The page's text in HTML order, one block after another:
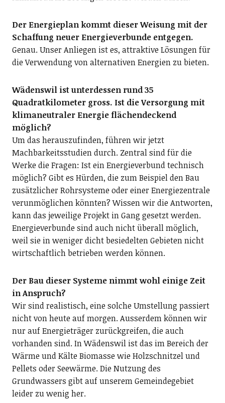
Der Energieplan kommt dieser Weisung mit der
Schaffung neuer Energieverbunde entgegen.
Genau. Unser Anliegen ist es, attraktive Lösungen für
die Verwendung von alternativen Energien zu bieten.
Wädenswil ist unterdessen rund 35
Quadratkilometer gross. Ist die Versorgung mit
klimaneutraler Energie flächendeckend
möglich?
Um das herauszufinden, führen wir jetzt
Machbarkeitsstudien durch. Zentral sind für die
Werke die Fragen: Ist ein Energieverbund technisch
möglich? Gibt es Hürden, die zum Beispiel den Bau
zusätzlicher Rohrsysteme oder einer Energiezentrale
verunmöglichen könnten? Wissen wir die Antworten,
kann das jeweilige Projekt in Gang gesetzt werden.
Energieverbunde sind auch nicht überall möglich,
weil sie in weniger dicht besiedelten Gebieten nicht
wirtschaftlich betrieben werden können.
Der Bau dieser Systeme nimmt wohl einige Zeit
in Anspruch?
Wir sind realistisch, eine solche Umstellung passiert
nicht von heute auf morgen. Ausserdem können wir
nur auf Energieträger zurückgreifen, die auch
vorhanden sind. In Wädenswil ist das im Bereich der
Wärme und Kälte Biomasse wie Holzschnitzel und
Pellets oder Seewärme. Die Nutzung des
Grundwassers gibt auf unserem Gemeindegebiet
leider zu wenig her.